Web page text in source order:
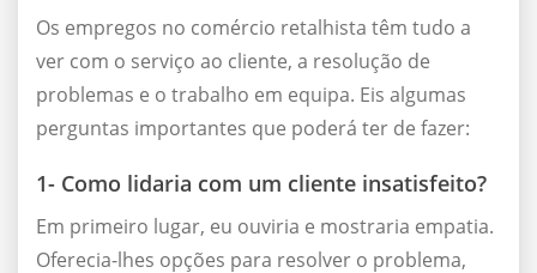
Os empregos no comércio retalhista têm tudo a
ver com o serviço ao cliente, a resolução de
problemas e o trabalho em equipa. Eis algumas
perguntas importantes que poderá ter de fazer:
1- Como lidaria com um cliente insatisfeito?
Em primeiro lugar, eu ouviria e mostraria empatia.
Oferecia-lhes opções para resolver o problema,